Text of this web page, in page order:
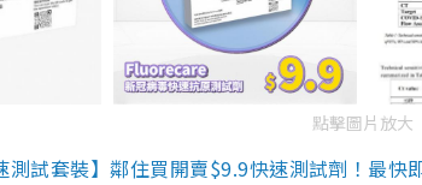
點擊圖片放大
測試套裝】鄰住買開賣$9.9快速測試劑！最快